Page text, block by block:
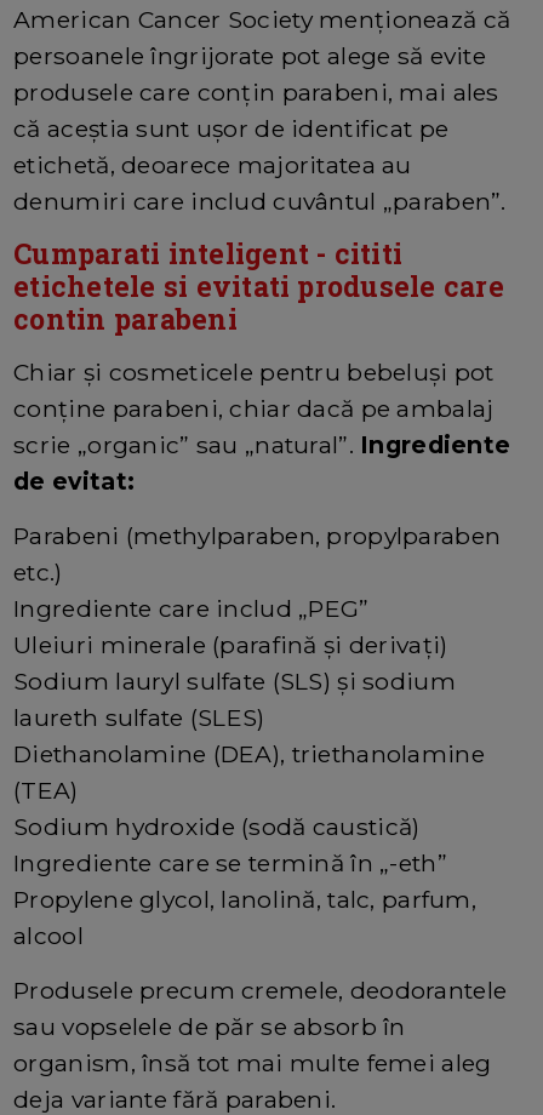
American Cancer Society menționează că
persoanele îngrijorate pot alege să evite
produsele care conțin parabeni, mai ales
că aceștia sunt ușor de identificat pe
etichetă, deoarece majoritatea au
denumiri care includ cuvântul „paraben”.
Cumparati inteligent - cititi
etichetele si evitati produsele care
contin parabeni
Chiar și cosmeticele pentru bebeluși pot
conține parabeni, chiar dacă pe ambalaj
scrie „organic” sau „natural”. Ingrediente
de evitat:
Parabeni (methylparaben, propylparaben
etc.)
Ingrediente care includ „PEG”
Uleiuri minerale (parafină și derivați)
Sodium lauryl sulfate (SLS) și sodium
laureth sulfate (SLES)
Diethanolamine (DEA), triethanolamine
(TEA)
Sodium hydroxide (sodă caustică)
Ingrediente care se termină în „-eth”
Propylene glycol, lanolină, talc, parfum,
alcool
Produsele precum cremele, deodorantele
sau vopselele de păr se absorb în
organism, însă tot mai multe femei aleg
deja variante fără parabeni.